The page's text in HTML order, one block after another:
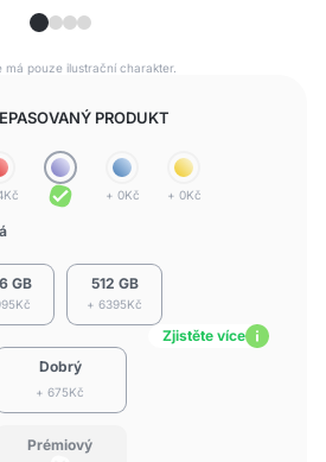
má pouze ilustrační charakter.
PRODUKT
+ 0Kč + 0Kč
GB 512 GB
+ 6395Kč
Zjistěte více
Dobrý
+ 675Kč
Prémiový